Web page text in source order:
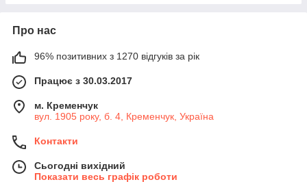
Про нас
96% позитивних з 1270 відгуків за рік
Працює з 30.03.2017
м. Кременчук
вул. 1905 року, б. 4, Кременчук, Україна
Контакти
Сьогодні вихідний
Показати весь графік роботи